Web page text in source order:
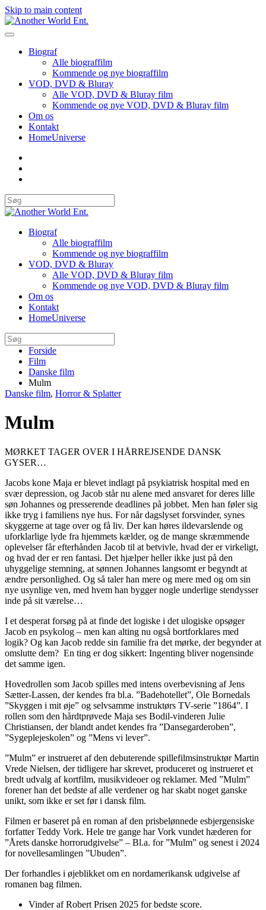
Skip to main content
Biograf
Alle biograffilm
Kommende og nye biograffilm
VOD, DVD & Bluray
Alle VOD, DVD & Bluray film
Kommende og nye VOD, DVD & Bluray film
Om os
Kontakt
HomeUniverse
Biograf
Alle biograffilm
Kommende og nye biograffilm
VOD, DVD & Bluray
Alle VOD, DVD & Bluray film
Kommende og nye VOD, DVD & Bluray film
Om os
Kontakt
HomeUniverse
Forside
Film
Danske film
Mulm
Danske film, Horror & Splatter
Mulm
MØRKET TAGER OVER I HÅRREJSENDE DANSK
GYSER…
Jacobs kone Maja er blevet indlagt på psykiatrisk hospital med en
svær depression, og Jacob står nu alene med ansvaret for deres lille
søn Johannes og presserende deadlines på jobbet. Men han føler sig
ikke tryg i familiens nye hus. For når dagslyset forsvinder, synes
skyggerne at tage over og få liv. Der kan høres ildevarslende og
uforklarlige lyde fra hjemmets kælder, og de mange skræmmende
oplevelser får efterhånden Jacob til at betvivle, hvad der er virkeligt,
og hvad der er ren fantasi. Det hjælper heller ikke just på den
uhyggelige stemning, at sønnen Johannes langsomt er begyndt at
ændre personlighed. Og så taler han mere og mere med og om sin
nye usynlige ven, med hvem han bygger nogle underlige stendysser
inde på sit værelse…
I et desperat forsøg på at finde det logiske i det ulogiske opsøger
Jacob en psykolog – men kan alting nu også bortforklares med
logik? Og kan Jacob redde sin familie fra det mørke, der begynder at
omslutte dem? En ting er dog sikkert: Ingenting bliver nogensinde
det samme igen.
Hovedrollen som Jacob spilles med intens overbevisning af Jens
Sætter-Lassen, der kendes fra bl.a. ”Badehotellet”, Ole Bornedals
”Skyggen i mit øje” og selvsamme instruktørs TV-serie ”1864”. I
rollen som den hårdtprøvede Maja ses Bodil-vinderen Julie
Christiansen, der blandt andet kendes fra ”Dansegarderoben”,
”Sygeplejeskolen” og ”Mens vi lever”.
”Mulm” er instrueret af den debuterende spillefilmsinstruktør Martin
Vrede Nielsen, der tidligere har skrevet, produceret og instrueret et
bredt udvalg af kortfilm, musikvideoer og reklamer. Med ”Mulm”
forener han det bedste af alle verdener og har skabt noget ganske
unikt, som ikke er set før i dansk film.
Filmen er baseret på en roman af den prisbelønnede esbjergensiske
forfatter Teddy Vork. Hele tre gange har Vork vundet hæderen for
”Årets danske horrorudgivelse” – Bl.a. for ”Mulm” og senest i 2024
for novellesamlingen ”Ubuden”.
Der forhandles i øjeblikket om en nordamerikansk udgivelse af
romanen bag filmen.
Vinder af Robert Prisen 2025 for bedste score.